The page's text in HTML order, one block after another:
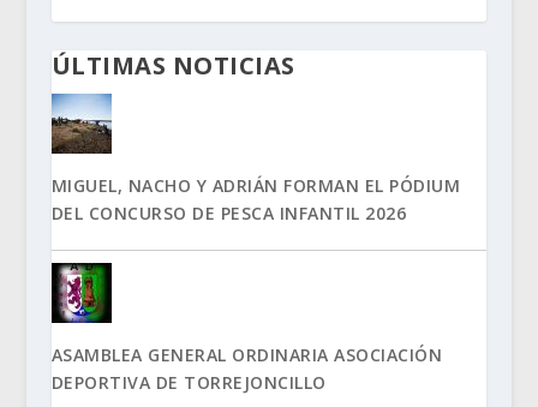
ÚLTIMAS NOTICIAS
MIGUEL, NACHO Y ADRIÁN FORMAN EL PÓDIUM
DEL CONCURSO DE PESCA INFANTIL 2026
ASAMBLEA GENERAL ORDINARIA ASOCIACIÓN
DEPORTIVA DE TORREJONCILLO